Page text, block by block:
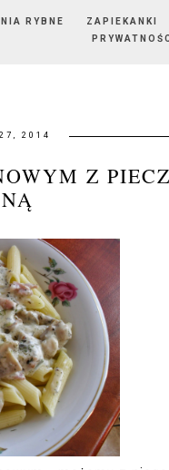
RYBNE ZAPIEKANKI
2014
Z